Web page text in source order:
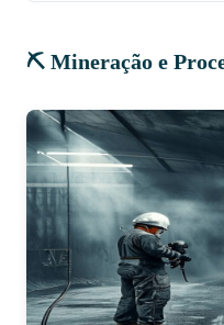
⛏️ Mineração e